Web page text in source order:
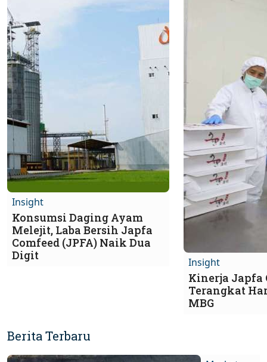
Insight
Konsumsi Daging Ayam
Melejit, Laba Bersih Japfa
Comfeed (JPFA) Naik Dua
Digit
Insight
Kinerja Japfa
Terangkat
MBG
Berita Terbaru